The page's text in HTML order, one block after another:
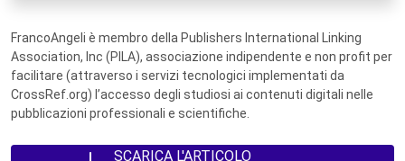
FrancoAngeli è membro della Publishers International Linking
Association, Inc (PILA), associazione indipendente e non profit per
facilitare (attraverso i servizi tecnologici implementati da
CrossRef.org) l’accesso degli studiosi ai contenuti digitali nelle
pubblicazioni professionali e scientifiche.
SCARICA L'ARTICOLO